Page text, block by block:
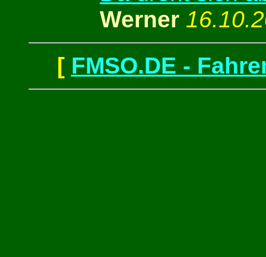
Werner
[ FMSO.DE -